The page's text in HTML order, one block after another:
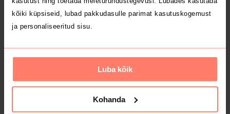
kõiki küpsiseid, lubad pakkudasulle parimat kasutuskogemust
ja personaliseeritud sisu.
Luba kõik
Kohanda